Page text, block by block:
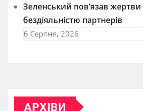
Зеленський пов’язав жертви
бездіяльністю партнерів
6 Серпня, 2026
АРХІВИ